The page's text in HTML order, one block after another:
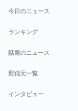
今日のニュース
ランキング
話題のニュース
配信元一覧
インタビュー